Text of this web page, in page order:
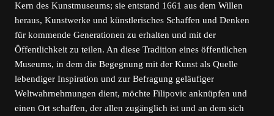
Kern des Kunstmuseums; sie entstand 1661 aus dem Willen
heraus, Kunstwerke und künstlerisches Schaffen und Denken
für kommende Generationen zu erhalten und mit der
Öffentlichkeit zu teilen. An diese Tradition eines öffentlichen
Museums, in dem die Begegnung mit der Kunst als Quelle
lebendiger Inspiration und zur Befragung geläufiger
Weltwahrnehmungen dient, möchte Filipovic anknüpfen und
einen Ort schaffen, der allen zugänglich ist und an dem sich